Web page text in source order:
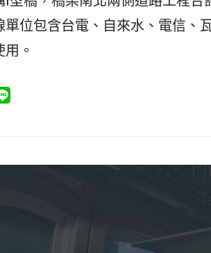
單位包含台電、⾃來⽔、電信、
。